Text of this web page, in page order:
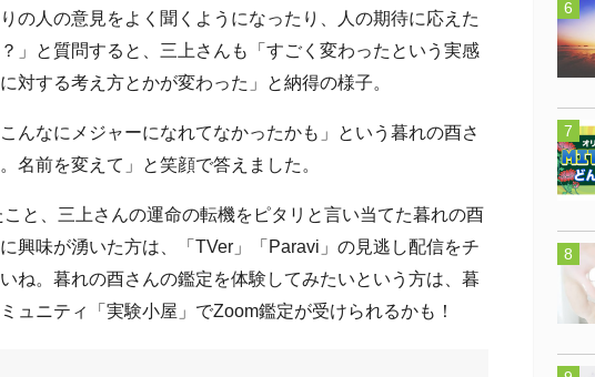
の人の意見をよく聞くようになったり、人の期待に応えた
」と質問すると、三上さんも「すごく変わったという実感
対する考え方とかが変わった」と納得の様子。
んなにメジャーになれてなかったかも」という暮れの酉さ
名前を変えて」と笑顔で答えました。
と、三上さんの運命の転機をピタリと言い当てた暮れの酉
興味が湧いた方は、「TVer」「Paravi」の見逃し配信をチ
ね。暮れの酉さんの鑑定を体験してみたいという方は、暮
ュニティ「実験小屋」でZoom鑑定が受けられるかも！